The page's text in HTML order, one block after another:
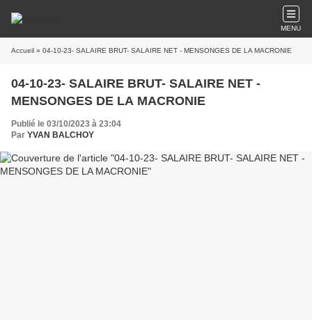
MENU
Accueil » 04-10-23- SALAIRE BRUT- SALAIRE NET - MENSONGES DE LA MACRONIE
04-10-23- SALAIRE BRUT- SALAIRE NET -
MENSONGES DE LA MACRONIE
Publié le 03/10/2023 à 23:04
Par YVAN BALCHOY